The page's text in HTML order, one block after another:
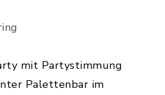
mit Partystimmung
Palettenbar im